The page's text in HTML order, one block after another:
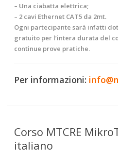
– Una ciabatta elettrica;
– 2 cavi Ethernet CAT5 da 2mt.
Ogni partecipante sarà infatti
gratuito per l’intera durata del
continue prove pratiche.
Per informazioni:
Corso MTCRE
italiano